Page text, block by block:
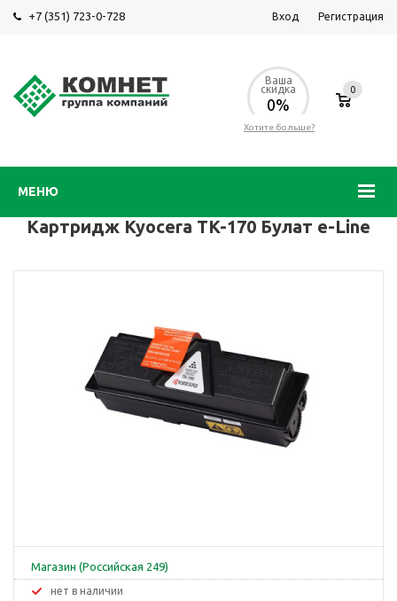
+7 (351) 723-0-728 Вход Регистрация
МЕНЮ
Ваша
скидка
0%
Хотите больше?
0
Картридж Kyocera TK-170 Булат e-Line
Магазин (Российская 249)
Нет в наличии